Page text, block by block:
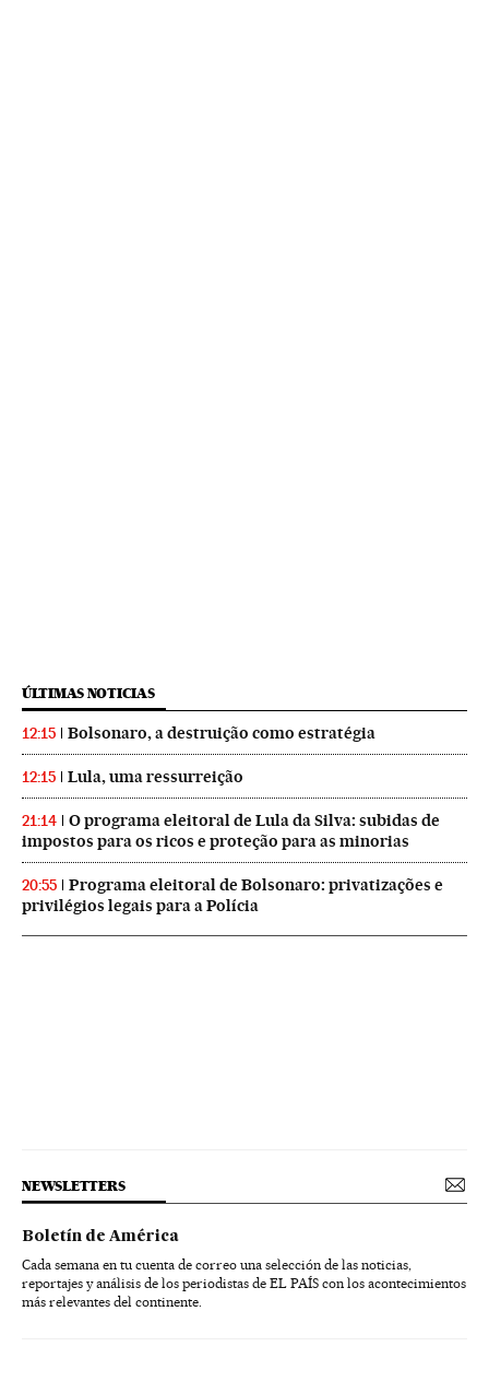
ÚLTIMAS NOTICIAS
12:15 Bolsonaro, a destruição como estratégia
12:15 Lula, uma ressurreição
21:14
O programa eleitoral de Lula da Silva: subidas de
impostos para os ricos e proteção para as minorias
20:55
Programa eleitoral de Bolsonaro: privatizações e
privilégios legais para a Polícia
NEWSLETTERS
Boletín de América
Cada semana en tu cuenta de correo una selección de las noticias,
reportajes y análisis de los periodistas de EL PAÍS con los acontecimientos
más relevantes del continente.